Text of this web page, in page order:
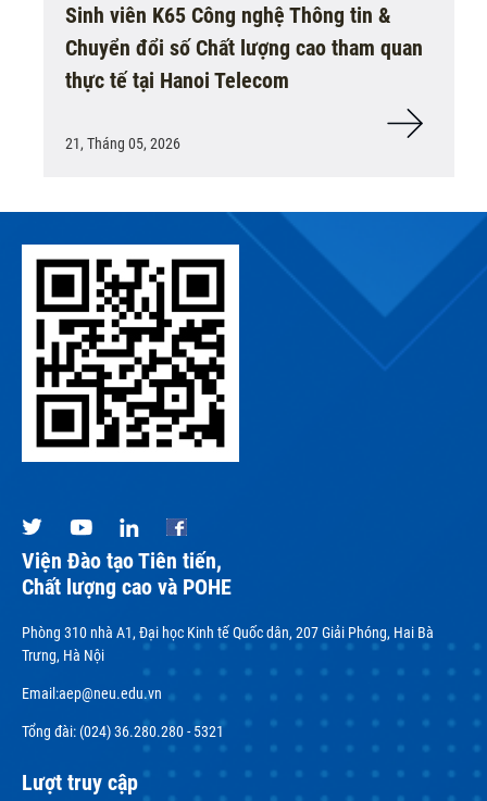
Sinh viên K65 Công nghệ Thông tin &
Chuyển đổi số Chất lượng cao tham quan
thực tế tại Hanoi Telecom
21, Tháng 05, 2026
Viện Đào tạo Tiên tiến,
Chất lượng cao và POHE
Phòng 310 nhà A1, Đại học Kinh tế Quốc dân, 207 Giải Phóng, Hai Bà
Trưng, Hà Nội
Email:aep@neu.edu.vn
Tổng đài: (024) 36.280.280 - 5321
Lượt truy cập